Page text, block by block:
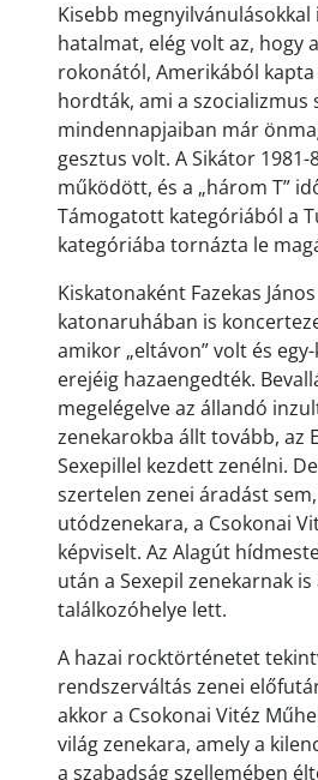
Kisebb megnyilvánulásokkal
hatalmat, elég volt az, hogy
rokonától, Amerikából
hordták, ami a szocializmus
mindennapjaiban már
gesztus volt. A Sikátor
működött, és a „három T”
Támogatott kategóriából a
kategóriába tornázta le
Kiskatonaként Fazekas
katonaruhában is
amikor „eltávon” volt és
erejéig hazaengedték.
megelégelve az állandó
zenekarokba állt tovább, az
Sexepillel kezdett zenélni.
szertelen zenei áradást
utódzenekara, a Csokonai
képviselt. Az Alagút
után a Sexepil zenekarnak
találkozóhelye lett.
A hazai rocktörténetet
rendszerváltás zenei
akkor a Csokonai Vitéz
világ zenekara, amely a
a szabadság szellemében